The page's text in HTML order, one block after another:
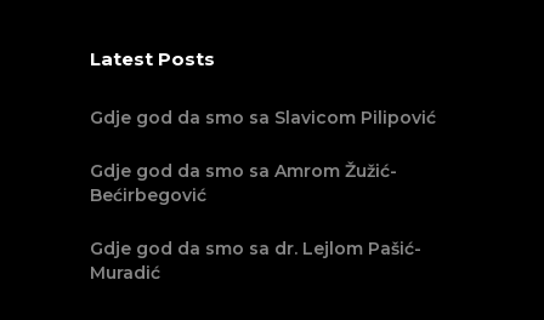
Latest Posts
Gdje god da smo sa Slavicom Pilipović
Gdje god da smo sa Amrom Žužić-
Bećirbegović
Gdje god da smo sa dr. Lejlom Pašić-
Muradić